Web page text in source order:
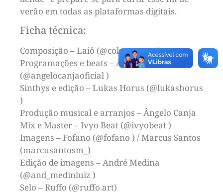
verão em todas as plataformas digitais.
Ficha técnica:
Composição – Laiô (@colanapreta )
Programações e beats – Ângelo Canja
(@angelocanjaoficial )
Sinthys e edição – Lukas Horus (@lukashorus
)
Produção musical e arranjos – Ângelo Canja
Mix e Master – Ivyo Beat (@ivyobeat )
Imagens – Fofano (@fofano ) / Marcus Santos
(marcusantosm_)
Edição de imagens – André Medina
(@and_medinluiz )
Selo – Ruffo (@ruffo.art)